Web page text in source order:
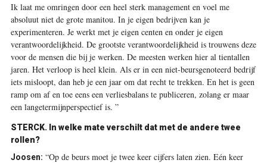
Ik laat me omringen door een heel sterk management en voel me
absoluut niet de grote manitou. In je eigen bedrijven kan je
experimenteren. Je werkt met je eigen centen en onder je eigen
verantwoordelijkheid. De grootste verantwoordelijkheid is trouwens deze
voor de mensen die bij je werken. De meesten werken hier al tientallen
jaren. Het verloop is heel klein. Als er in een niet-beursgenoteerd bedrijf
iets misloopt, dan heb je een jaar om dat recht te trekken. En het is geen
ramp om af en toe eens een verlies­balans te publiceren, zolang er maar
een langetermijnperspectief is. ”
STERCK. In welke mate verschilt dat met de andere twee
rollen?
Joosen: “Op de beurs moet je twee keer cijfers laten zien. Eén keer